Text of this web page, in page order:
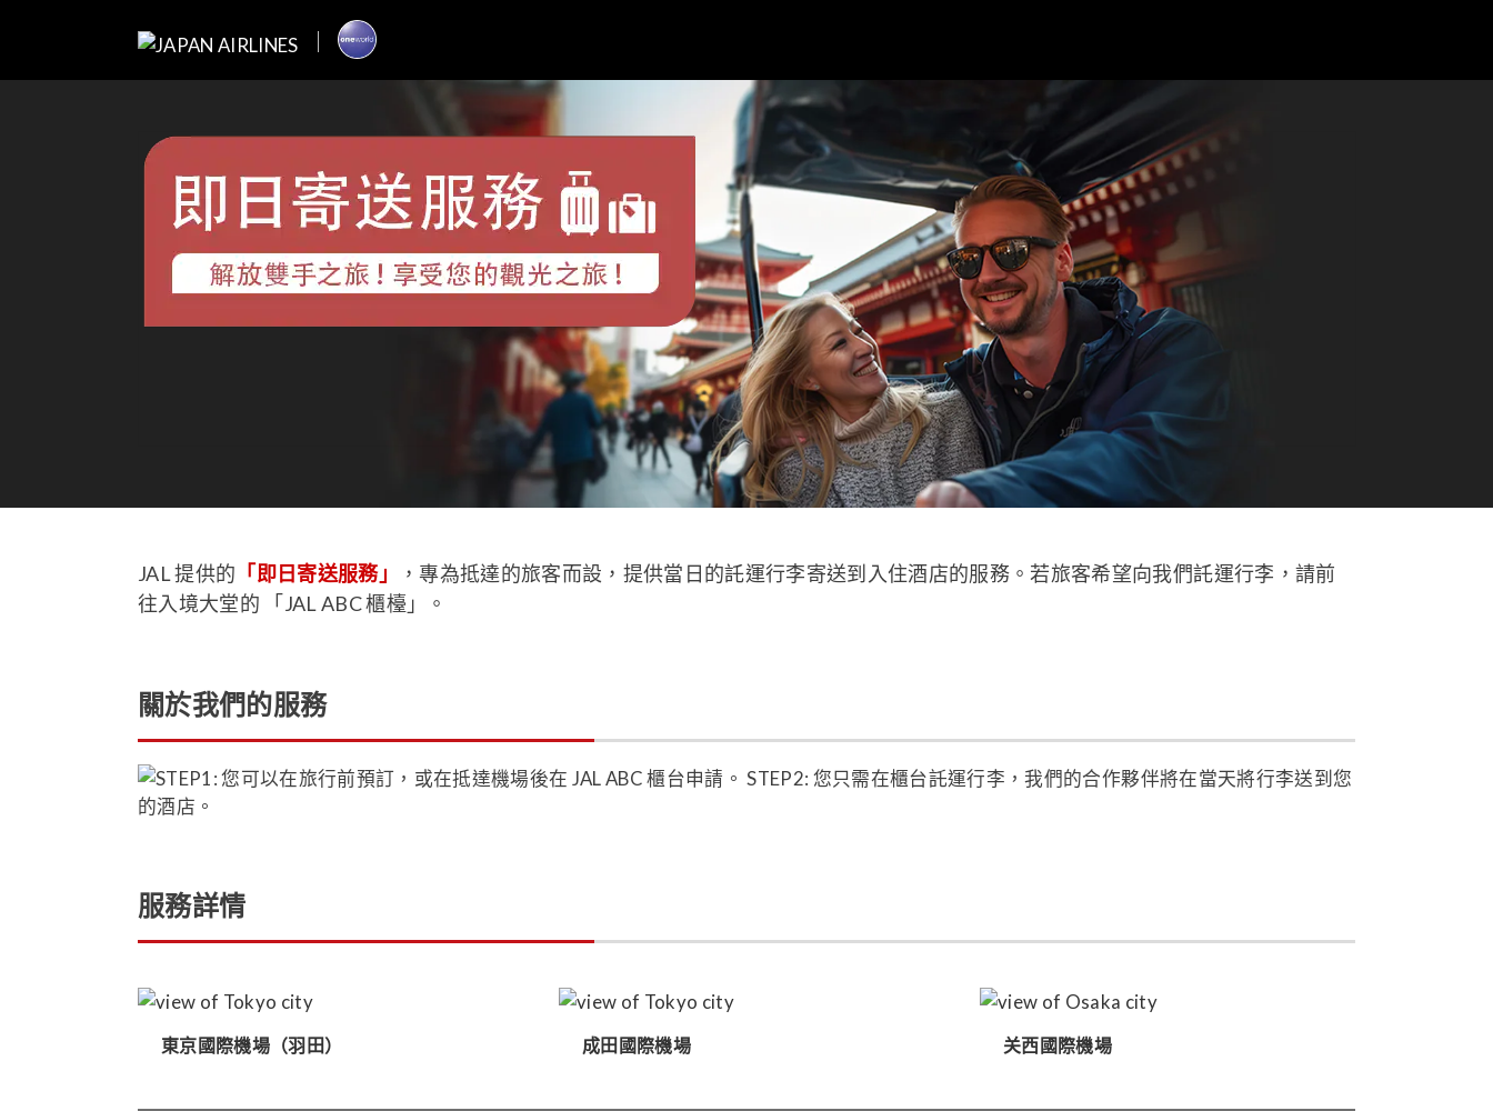
JAL 提供的 「即日寄送服務」
，專為抵達的旅客而設，提供當日的託運行李寄送到入住酒店的服務。若旅客希望向我們託運行李，請前
往入境大堂的 「JAL ABC 櫃檯」。
關於我們的服務
服務詳情
東京國際機場（羽田） 成田國際機場 关西國際機場